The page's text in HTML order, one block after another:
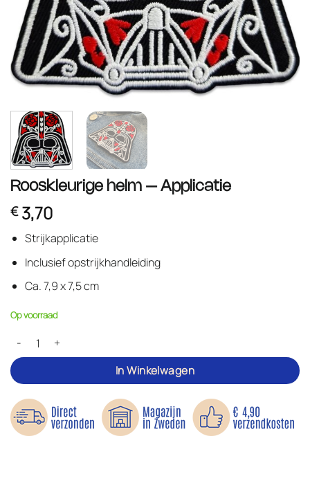
Rooskleurige helm – Applicatie
€3,70
Strijkapplicatie
Inclusief opstrijkhandleiding
Ca. 7,9 x 7,5 cm
Op voorraad
Rooskleurige helm - Applicatie aantal
In Winkelwagen